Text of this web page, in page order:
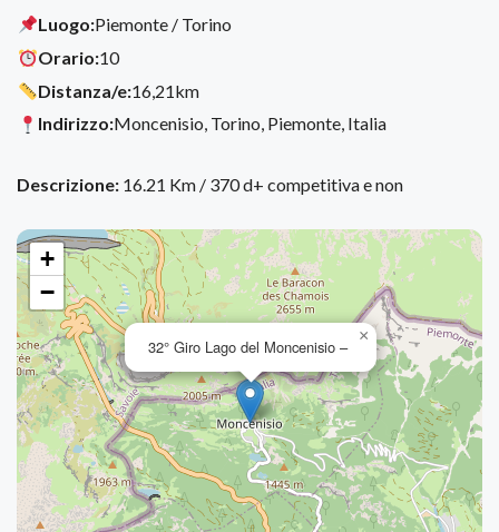
Luogo:Piemonte / Torino
Orario:10
Distanza/e:16,21km
Indirizzo:Moncenisio, Torino, Piemonte, Italia
Descrizione: 16.21 Km / 370 d+ competitiva e non
32° Giro Lago del Moncenisio –
×
+
−